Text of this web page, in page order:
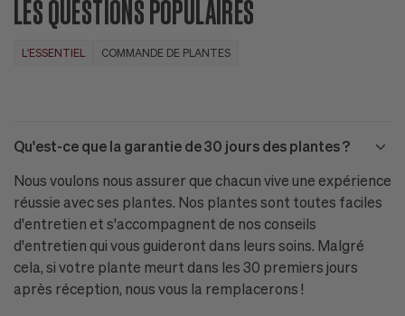
LES QUESTIONS POPULAIRES
L'ESSENTIEL COMMANDE DE PLANTES
Qu'est-ce que la garantie de 30 jours des plantes ?
Nous voulons nous assurer que chacun vive une expérience
réussie avec ses plantes. Nos plantes sont toutes faciles
d'entretien et s'accompagnent de nos conseils
d'entretien qui vous guideront dans leurs soins. Malgré
cela, si votre plante meurt dans les 30 premiers jours
après réception, nous vous la remplacerons !